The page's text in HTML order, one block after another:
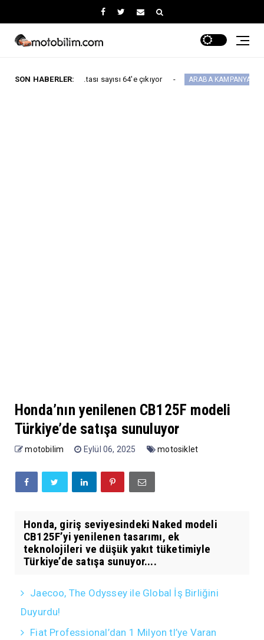
SON HABERLER:
noktası sayısı 64'e çıkıyor ARABA KAMPANYALARI Maxus
Honda’nın yenilenen CB125F modeli
Türkiye’de satışa sunuluyor
motobilim Eylül 06, 2025 motosiklet
Honda, giriş seviyesindeki Naked modeli
CB125F’yi yenilenen tasarımı, ek
teknolojileri ve düşük yakıt tüketimiyle
Türkiye’de satışa sunuyor....
Jaecoo, The Odyssey ile Global İş Birliğini
Duyurdu!
Fiat Professional’dan 1 Milyon tl’ye Varan